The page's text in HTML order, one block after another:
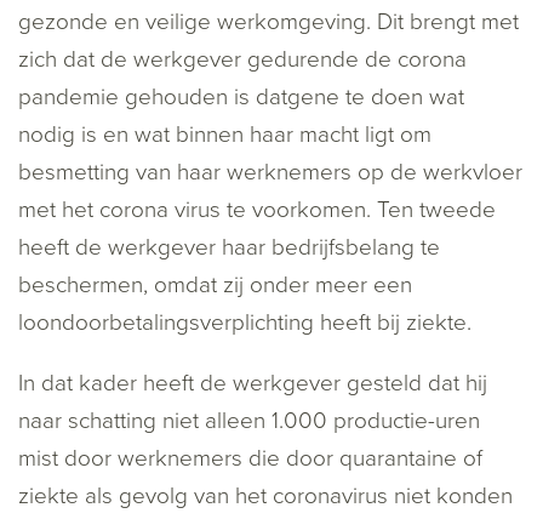
gezonde en veilige werkomgeving. Dit brengt met
zich dat de werkgever gedurende de corona
pandemie gehouden is datgene te doen wat
nodig is en wat binnen haar macht ligt om
besmetting van haar werknemers op de werkvloer
met het corona virus te voorkomen. Ten tweede
heeft de werkgever haar bedrijfsbelang te
beschermen, omdat zij onder meer een
loondoorbetalingsverplichting heeft bij ziekte.
In dat kader heeft de werkgever gesteld dat hij
naar schatting niet alleen 1.000 productie-uren
mist door werknemers die door quarantaine of
ziekte als gevolg van het coronavirus niet konden